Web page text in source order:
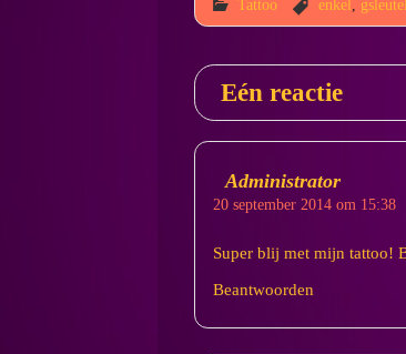
Tattoo enkel gsleutel
Eén reactie
Administrator
20 september 2014 om 15:38
Super blij met mijn tattoo!
Beantwoorden